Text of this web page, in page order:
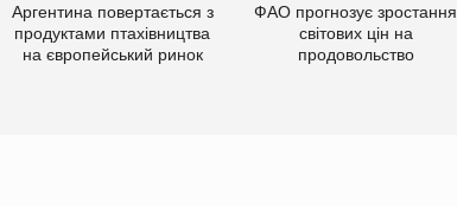
Аргентина повертається з
продуктами птахівництва
на європейський ринок
ФАО прогнозує зростання
світових цін на
продовольство